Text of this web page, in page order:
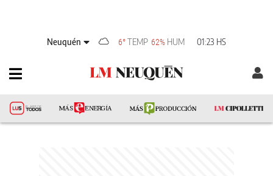
Neuquén 6° TEMP 62% HUM 01:23 HS